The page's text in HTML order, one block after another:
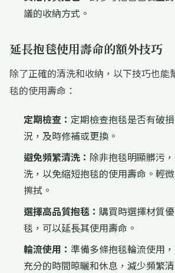
議的收納方式。
延長抱毯使用壽命的額外技巧
除了正確的清洗和收納，以下技巧也能
毯的使用壽命：
定期檢查： 定期檢查抱毯是否有破
況，及時修補或更換。
避免頻繁清洗： 除非抱毯明顯髒污
洗，以免縮短抱毯的使用壽命。輕
擦拭。
選擇高品質抱毯： 購買時選擇材質
毯，可以延長其使用壽命。
輪流使用： 準備多條抱毯輪流使用
充分的時間晾曬和休息，減少頻繁